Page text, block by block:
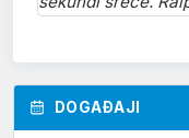
DOGAĐAJI